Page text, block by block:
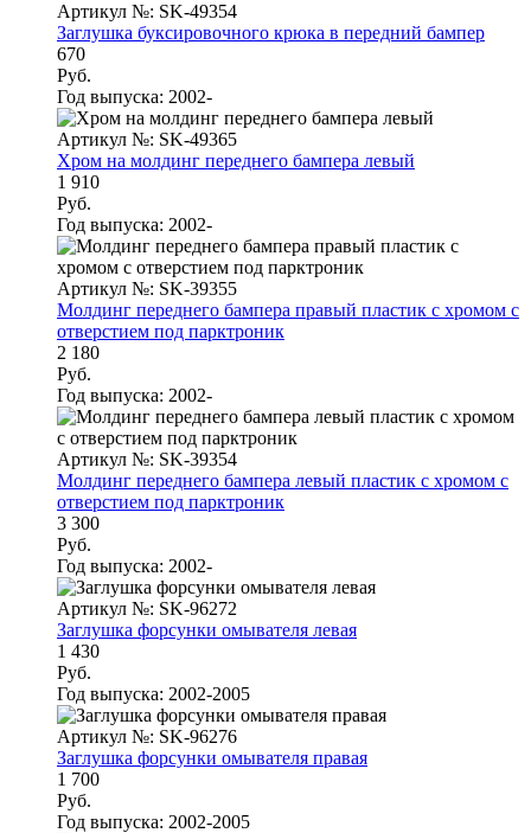
Артикул №: SK-49354
Заглушка буксировочного крюка в передний бампер
670
Руб.
Год выпуска: 2002-
Артикул №: SK-49365
Хром на молдинг переднего бампера левый
1 910
Руб.
Год выпуска: 2002-
Артикул №: SK-39355
Молдинг переднего бампера правый пластик с хромом с
отверстием под парктроник
2 180
Руб.
Год выпуска: 2002-
Артикул №: SK-39354
Молдинг переднего бампера левый пластик с хромом с
отверстием под парктроник
3 300
Руб.
Год выпуска: 2002-
Артикул №: SK-96272
Заглушка форсунки омывателя левая
1 430
Руб.
Год выпуска: 2002-2005
Артикул №: SK-96276
Заглушка форсунки омывателя правая
1 700
Руб.
Год выпуска: 2002-2005